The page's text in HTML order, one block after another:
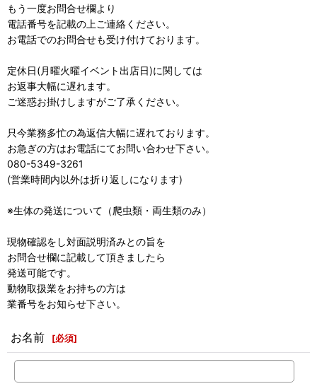
もう一度お問合せ欄より
電話番号を記載の上ご連絡ください。
お電話でのお問合せも受け付けております。
定休日(月曜火曜イベント出店日)に関しては
お返事大幅に遅れます。
ご迷惑お掛けしますがご了承ください。
只今業務多忙の為返信大幅に遅れております。
お急ぎの方はお電話にてお問い合わせ下さい。
080-5349-3261
(営業時間内以外は折り返しになります)
※生体の発送について（爬虫類・両生類のみ）
現物確認をし対面説明済みとの旨を
お問合せ欄に記載して頂きましたら
発送可能です。
動物取扱業をお持ちの方は
業番号をお知らせ下さい。
お名前 [必須]